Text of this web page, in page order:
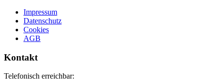
Impressum
Datenschutz
Cookies
AGB
Kontakt
Telefonisch erreichbar: